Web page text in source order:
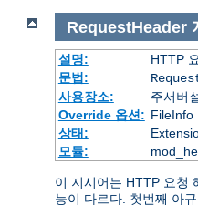
RequestHeader
설명:
HTTP
문법:
사용장소:
주서버
Override 옵션: FileInfo
상태:
모듈:
이 지시어는 HTTP 요청
능이 다르다. 첫번째 아